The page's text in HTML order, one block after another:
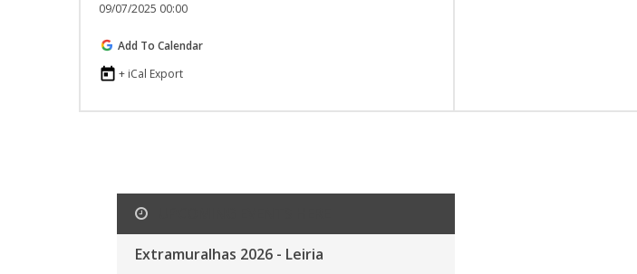
09/07/2025 00:00
Add To Calendar
+ iCal Export
Extramuralhas 2026 - Leiria